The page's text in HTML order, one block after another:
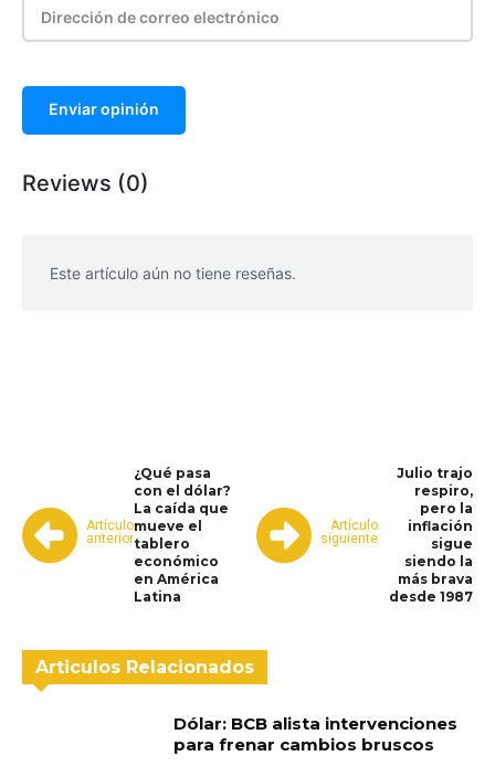
Enviar opinión
Reviews (0)
Este artículo aún no tiene reseñas.
Artículo
anterior
¿Qué pasa
con el dólar?
La caída que
mueve el
tablero
económico
en América
Latina
Artículo
siguiente
Julio trajo
respiro,
pero la
inflación
sigue
siendo la
más brava
desde 1987
Articulos Relacionados
Dólar: BCB alista intervenciones
para frenar cambios bruscos